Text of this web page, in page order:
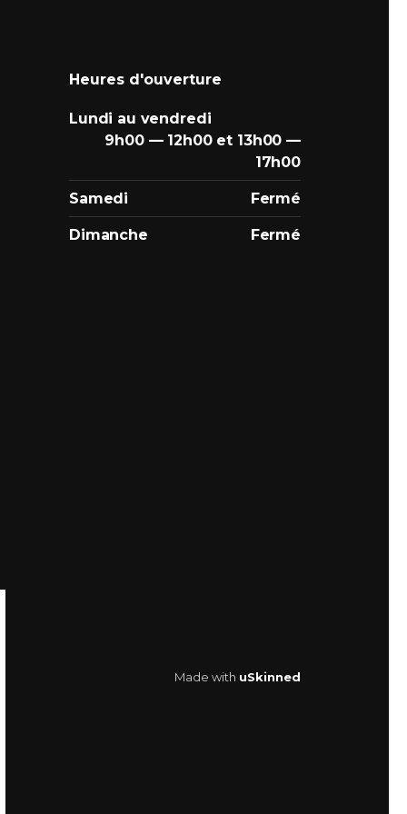
Heures d'ouverture
Lundi au vendredi
9h00 — 12h00 et 13h00 —
17h00
Samedi Fermé
Dimanche Fermé
Made with uSkinned